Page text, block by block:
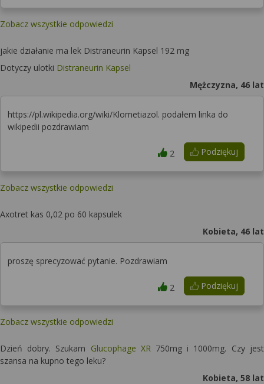
Zobacz wszystkie odpowiedzi
jakie działanie ma lek Distraneurin Kapsel 192 mg
Dotyczy ulotki Distraneurin Kapsel
Mężczyzna, 46 lat
https://pl.wikipedia.org/wiki/Klometiazol. podałem linka do
wikipedii pozdrawiam
Podziękuj
2
Zobacz wszystkie odpowiedzi
Axotret kas 0,02 po 60 kapsulek
Kobieta, 46 lat
proszę sprecyzować pytanie. Pozdrawiam
Podziękuj
2
Zobacz wszystkie odpowiedzi
Dzień dobry. Szukam Glucophage XR750mg i 1000mg. Czy jest
szansa na kupno tego leku?
Kobieta, 58 lat